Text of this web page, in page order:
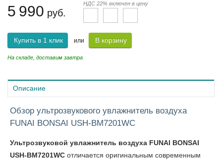
5 990 руб.
НДС 22% включен в цену
Купить в 1 клик или В корзину
На складе, доставим завтра
Описание
Обзор ультрозвукового увлажнитель воздуха
FUNAI BONSAI USH-BM7201WC
Ультрозвуковой увлажнитель воздуха FUNAI BONSAI
USH-BM7201WC отличается оригинальным современным